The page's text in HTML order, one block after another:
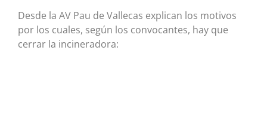
Desde la AV Pau de Vallecas explican los motivos
por los cuales, según los convocantes, hay que
cerrar la incineradora: